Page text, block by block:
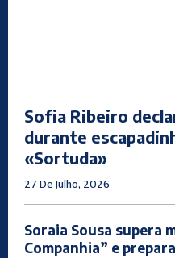
Sofia Ribeiro
durante
«Sortuda»
27 De Julho, 2026
Soraia Sousa supera
Companhia” e